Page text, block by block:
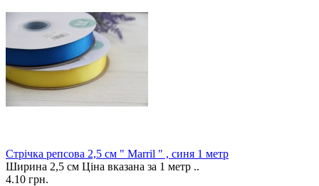
Стрічка репсова 2,5 см " Marril " , синя 1 метр
Ширина 2,5 см Ціна вказана за 1 метр ..
4.10 грн.